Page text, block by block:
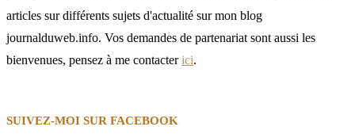
articles sur différents sujets d'actualité sur mon blog
journalduweb.info. Vos demandes de partenariat sont aussi les
bienvenues, pensez à me contacterici.
SUIVEZ-MOI SUR FACEBOOK